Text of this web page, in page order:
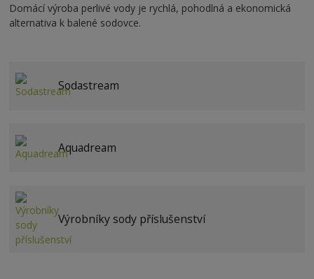
Domácí výroba perlivé vody je rychlá, pohodlná a ekonomická
alternativa k balené sodovce.
Sodastream
Aquadream
Výrobníky sody příslušenství